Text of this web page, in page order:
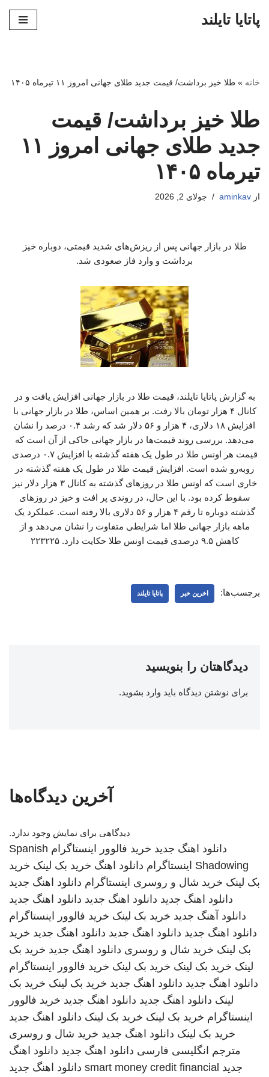
پاتایا تایلند
خانه » طلا خیز برداشت/ قیمت جدید طلای جهانی امروز ۱۱ تیرماه ۱۴۰۵
طلا خیز برداشت/ قیمت
جدید طلای جهانی امروز ۱۱
تیرماه ۱۴۰۵
از aminkav جولای 2, 2026
طلا در بازار جهانی پس از ریزش‌های شدید قیمتی، دوباره خیز
برداشت و وارد فاز صعودی شد.
به گزارش پاتایا تایلند، قیمت طلا در بازار جهانی افزایش یافت و در
کانال ۴ هزار تومان بالا رفت. بر همین اساس، طلا در بازار جهانی با
افزایش ۱۸ دلاری، ۴ هزار و ۵۶ دلار شد که رشد ۰.۴ درصد را نشان
می‌دهد. بررسی روند قیمت‌ها در بازار جهانی حاکی از آن است که
قیمت هر اونس طلا در طول یک هفته گذشته با افزایش ۰.۷ درصدی
روبه‌رو شده است. افزایش قیمت طلا در طول یک هفته گذشته در
خاری است که اونس طلا در روزهای گذشته به کانال ۳ هزار دلار نیز
سقوط کرده بود. با این حال، در روندی پر افت و خیز در روزهای
گذشته دوباره تا رقم ۴ هزار و ۵۶ دلاری بالا رفته است. عملکرد یک
ماهه بازار جهانی طلا اما شرایطی متفاوت را نشان می‌دهد و از
کاهش ۹.۵ درصدی قیمت اونس طلا حکایت دارد. ۲۲۳۲۲۵
برچسب‌ها: اخرین خبر پاتایا تایلند
دیدگاهتان را بنویسید
برای نوشتن دیدگاه باید وارد بشوید.
آخرین دیدگاه‌ها
دیدگاهی برای نمایش وجود ندارد.
دانلود اهنگ جدید خرید فالوور اینستاگرام Spanish
Shadowing اینستاگرام دانلود اهنگ خرید بک لینک خرید
بک لینک خرید شال و روسری اینستاگرام دانلود اهنگ جدید
دانلود اهنگ جدید دانلود اهنگ جدید دانلود اهنگ جدید
دانلود آهنگ جدید خرید بک لینک خرید فالوور اینستاگرام
دانلود اهنگ جدید دانلود اهنگ جدید دانلود اهنگ جدید خرید
بک لینک خرید شال و روسری دانلود اهنگ جدید خرید بک
لینک خرید بک لینک خرید بک لینک خرید فالوور اینستاگرام
دانلود اهنگ جدید دانلود اهنگ جدید خرید بک لینک خرید بک
لینک دانلود اهنگ جدید دانلود اهنگ جدید خرید فالوور
اینستاگرام خرید بک لینک خرید بک لینک دانلود اهنگ جدید
خرید بک لینک دانلود اهنگ جدید خرید شال و روسری
مترجم انگلیسی فارسی دانلود اهنگ جدید دانلود اهنگ
جدید smart money credit financial دانلود اهنگ جدید